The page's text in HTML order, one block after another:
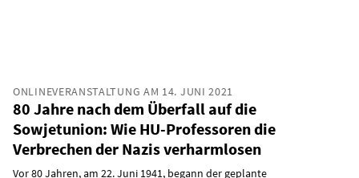
ONLINEVERANSTALTUNG AM 14. JUNI 2021
80 Jahre nach dem Überfall auf die
Sowjetunion: Wie HU-Professoren die
Verbrechen der Nazis verharmlosen
Vor 80 Jahren, am 22. Juni 1941, begann der geplante